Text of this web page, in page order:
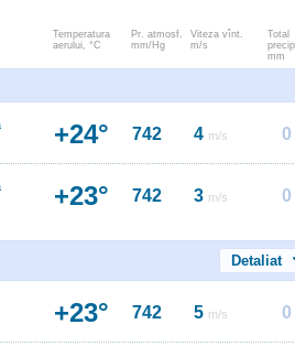
Temperatura
aerului, °C
Pr. atmosf.
mm/Hg
Viteza vînt.
m/s
Total
mm
+24° 742 4 m/s 0
+23° 742 3 m/s 0
Detaliat
+23° 742 5 m/s 0